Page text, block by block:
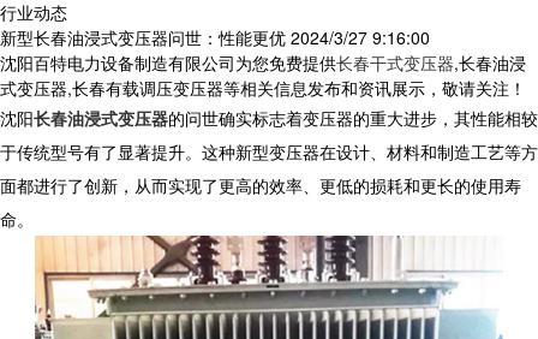
行业动态
新型长春油浸式变压器问世：性能更优 2024/3/27 9:16:00
沈阳百特电力设备制造有限公司为您免费提供长春干式变压器,长春油浸
式变压器,长春有载调压变压器等相关信息发布和资讯展示，敬请关注！
沈阳长春油浸式变压器的问世确实标志着变压器的重大进步，其性能相较
于传统型号有了显著提升。这种新型变压器在设计、材料和制造工艺等方
面都进行了创新，从而实现了更高的效率、更低的损耗和更长的使用寿
命。